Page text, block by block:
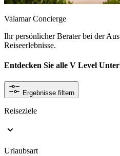
Valamar Concierge
Ihr persönlicher Berater bei der
Reiseerlebnisse.
Entdecken Sie alle V Level
Ergebnisse filtern
Reiseziele
Urlaubsart